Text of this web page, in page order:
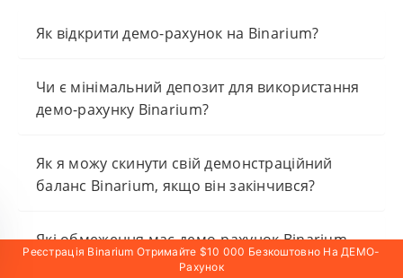
Як відкрити демо-рахунок на Binarium?
Чи є мінімальний депозит для використання
демо-рахунку Binarium?
Як я можу скинути свій демонстраційний
баланс Binarium, якщо він закінчився?
Які обмеження має демо-рахунок Binarium
порівняно з реальним?
Реєстрація Binarium Отримайте $10 000 Безкоштовно На ДЕМО-
Рахунок